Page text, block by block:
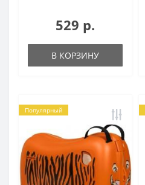
529 р.
В КОРЗИНУ
Популярный